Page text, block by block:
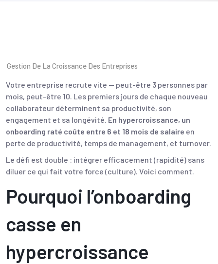
Gestion De La Croissance Des Entreprises
Votre entreprise recrute vite — peut-être 3 personnes par
mois, peut-être 10. Les premiers jours de chaque nouveau
collaborateur déterminent sa productivité, son
engagement et sa longévité. En hypercroissance, un
onboarding raté coûte entre 6 et 18 mois de salaire en
perte de productivité, temps de management, et turnover.
Le défi est double : intégrer efficacement (rapidité) sans
diluer ce qui fait votre force (culture). Voici comment.
Pourquoi l’onboarding
casse en
hypercroissance